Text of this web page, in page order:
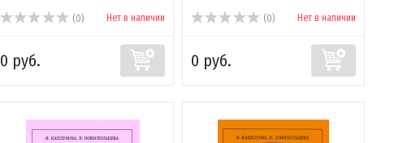
(0) Нет в наличии
0 руб.
(0) Нет в наличии
0 руб.